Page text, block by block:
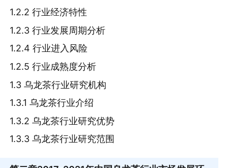
1.2.2 行业经济特性
1.2.3 行业发展周期分析
1.2.4 行业进入风险
1.2.5 行业成熟度分析
1.3 乌龙茶行业研究机构
1.3.1 乌龙茶行业介绍
1.3.2 乌龙茶行业研究优势
1.3.3 乌龙茶行业研究范围